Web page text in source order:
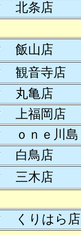
北条店
飯山店
観音寺店
丸亀店
上福岡店
ｏｎｅ川島
白鳥店
三木店
くりはら店